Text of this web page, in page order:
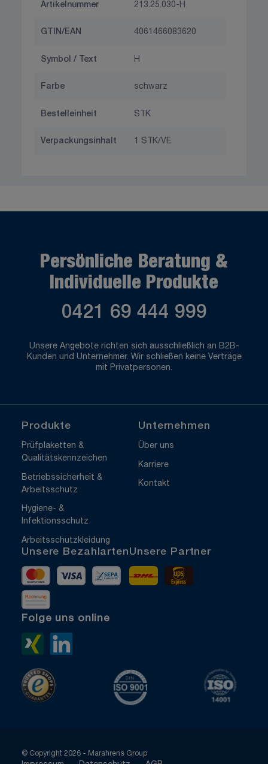
Artikelnummer 213.25.030-H
GTIN/EAN 4061466083620
Symbol / Text H
Farbe schwarz
Bestelleinheit STK
Verpackungsinhalt 1 STK/VE
Persönliche Beratung &
Individuelle Produkte
0421 69 444 999
Unsere Angebote richten sich ausschließlich an B2B-
Kunden und Unternehmer. Wir schließen keine Verträge
mit Privatpersonen.
Produkte
Prüfplaketten &
Qualitätskennzeichen
Betriebssicherheit &
Arbeitsschutz
Hygiene- &
Infektionsschutz
Arbeitsschutzkleidung
Unternehmen
Über uns
Karriere
Kontakt
Unsere Bezahlarten
MastercardVisa Vorkasse
Rechnung
Unsere Partner
DHL
Folge uns online
Xing>
ISO 9001 zertifiziert
© Copyright 2026 - Marahrens Group